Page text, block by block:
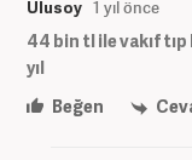
Ulusoy 1 yıl önce
44 bin tl ile vakıf
yıl
Beğen